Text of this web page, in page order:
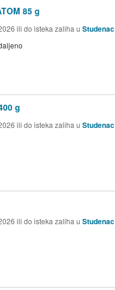
85 g
ili do isteka zaliha u Studenac
g
ili do isteka zaliha u Studenac
ili do isteka zaliha u Studenac